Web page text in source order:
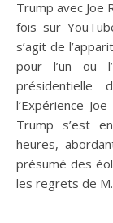
Trump avec Joe
fois sur
s’agit de
pour l’un ou
l’Expérience
Trump s’est
heures,
présumé des
les regrets de